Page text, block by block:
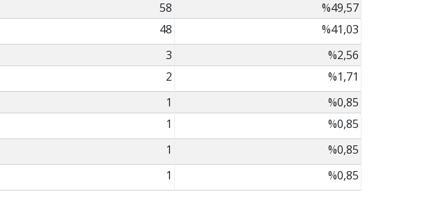
58
%49,57
48
%41,03
3
%2,56
2
%1,71
1
%0,85
1
%0,85
1
%0,85
1 %0,85